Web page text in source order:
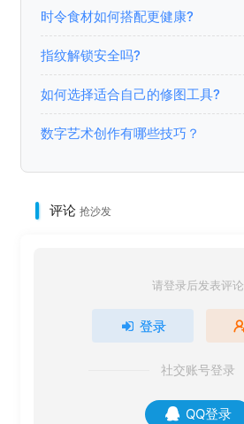
时令食材如何搭配更健康?
指纹解锁安全吗?
如何选择适合自己的修图工具?
数字艺术创作有哪些技巧？
评论 抢沙发
请登录后发表评论
登录
社交账号登录
QQ登录